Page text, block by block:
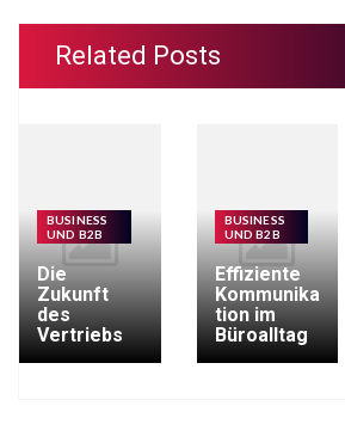
Related Posts
BUSINESS
UND B2B
Die
Zukunft
des
Vertriebs
BUSINESS
UND B2B
Effiziente
Kommunika
tion im
Büroalltag